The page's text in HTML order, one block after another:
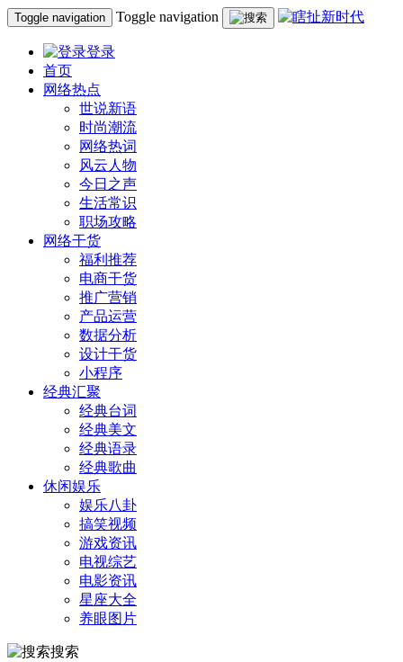
Toggle navigation Toggle navigation
登录
首页
网络热点
世说新语
时尚潮流
网络热词
风云人物
今日之声
生活常识
职场攻略
网络干货
福利推荐
电商干货
推广营销
产品运营
数据分析
设计干货
小程序
经典汇聚
经典台词
经典美文
经典语录
经典歌曲
休闲娱乐
娱乐八卦
搞笑视频
游戏资讯
电视综艺
电影资讯
星座大全
养眼图片
搜索